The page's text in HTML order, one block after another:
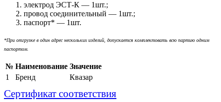
электрод ЭСТ-К — 1шт.;
провод соединительный — 1шт.;
паспорт* — 1шт.
*При отгрузке в один адрес нескольких изделий, допускается комплектовать всю партию одним
паспортом.
№ Наименование Значение
1
Бренд Квазар
Сертификат соответствия